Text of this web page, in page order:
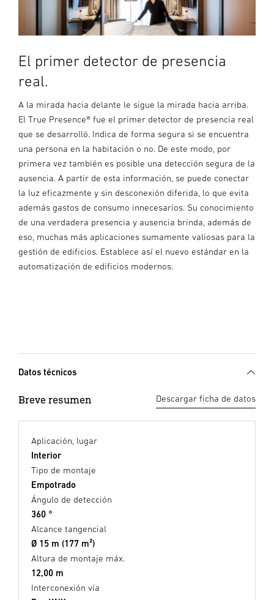
El primer detector de presencia
real.
A la mirada hacia delante le sigue la mirada hacia arriba.
El True Presence® fue el primer detector de presencia real
que se desarrolló. Indica de forma segura si se encuentra
una persona en la habitación o no. De este modo, por
primera vez también es posible una detección segura de la
ausencia. A partir de esta información, se puede conectar
la luz eficazmente y sin desconexión diferida, lo que evita
además gastos de consumo innecesarios. Su conocimiento
de una verdadera presencia y ausencia brinda, además de
eso, muchas más aplicaciones sumamente valiosas para la
gestión de edificios. Establece así el nuevo estándar en la
automatización de edificios modernos.
Datos técnicos
Breve resumen Descargar ficha de datos
Aplicación, lugar
Interior
Tipo de montaje
Empotrado
Ángulo de detección
360 °
Alcance tangencial
Ø 15 m (177 m²)
Altura de montaje máx.
12,00 m
Interconexión vía